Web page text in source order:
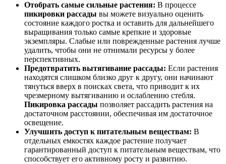
Отобрать самые сильные растения: В процессе
пикировки рассады вы можете визуально оценить
состояние каждого ростка и оставить для дальнейшего
выращивания только самые крепкие и здоровые
экземпляры. Слабые или поврежденные растения лучше
удалить, чтобы они не отнимали ресурсы у более
перспективных.
Предотвратить вытягивание рассады: Если растения
находятся слишком близко друг к другу, они начинают
тянуться вверх в поисках света, что приводит к их
чрезмерному вытягиванию и ослаблению стебля.
Пикировка рассады позволяет рассадить растения на
достаточном расстоянии, обеспечивая им достаточное
освещение.
Улучшить доступ к питательным веществам: В
отдельных емкостях каждое растение получает
гарантированный доступ к питательным веществам, что
способствует его активному росту и развитию.